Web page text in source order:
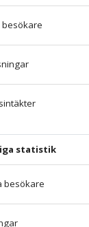
statistik
besökare